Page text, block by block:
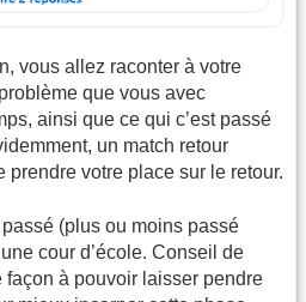
vous allez raconter à votre
que vous avec
ainsi que ce qui c’est passé
un match retour
prendre votre place sur le retour.
(plus ou moins passé
cour d’école. Conseil de
façon à pouvoir laisser pendre